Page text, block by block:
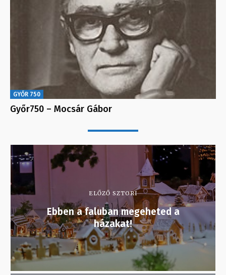
GYŐR 750
Győr750 – Mocsár Gábor
ELŐZŐ SZTORI
Ebben a faluban megeheted a
házakat!